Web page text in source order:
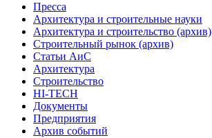
Пресса
Архитектура и строительные науки
Архитектура и строительство (архив)
Строительный рынок (архив)
Статьи АиС
Архитектура
Строительство
HI-TECH
Документы
Предприятия
Архив событий